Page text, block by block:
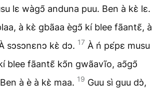
lɛ wàgↄ̃ anduna puu. Ben à kɛ̀ lɛ.
à kɛ̀ gbãaa ègↄ̃ kí blee fãantɛ̃, à
sↄsↄnɛnↄ kɛ̀ dↄ. 17 À ń pɛ́pɛ musu
blee fãantɛ̃ kↄ̃n gwãavĩo, aↄ̃gↄ̃
à è à kɛ̀ maa. 19 Guu sì guu dↄ̀,